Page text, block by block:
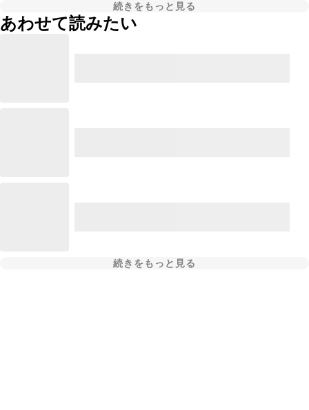
続きをもっと見る
あわせて読みたい
続きをもっと見る